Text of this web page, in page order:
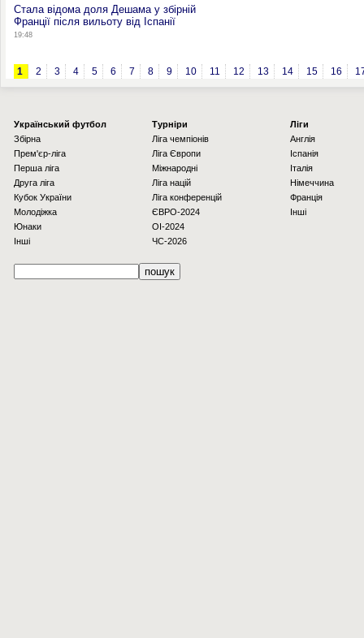
Стала відома доля Дешама у збірній
Франції після вильоту від Іспанії
19:48
1 2 3 4 5 6 7 8 9 10 11 12 13 14 15 16
Українcький футбол
Збірна
Прем'єр-ліга
Перша ліга
Друга ліга
Кубок України
Молодіжка
Юнаки
Інші
Турніри
Ліга чемпіонів
Ліга Європи
Міжнародні
Ліга націй
Ліга конференцій
ЄВРО-2024
OI-2024
ЧС-2026
Ліги
Англія
Іспанія
Італія
Німеччина
Франція
Інші